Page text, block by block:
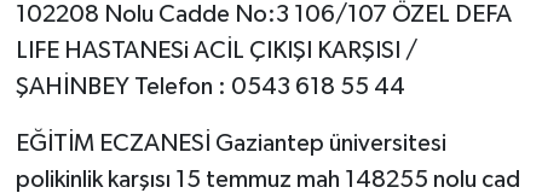
102208 Nolu Cadde No:3 106/107 ÖZEL DEFA
LIFE HASTANESi ACİL ÇIKIŞI KARŞISI /
ŞAHİNBEY Telefon : 0543 618 55 44
EĞİTİM ECZANESİ Gaziantep üniversitesi
polikinlik karşısı 15 temmuz mah 148255 nolu cad